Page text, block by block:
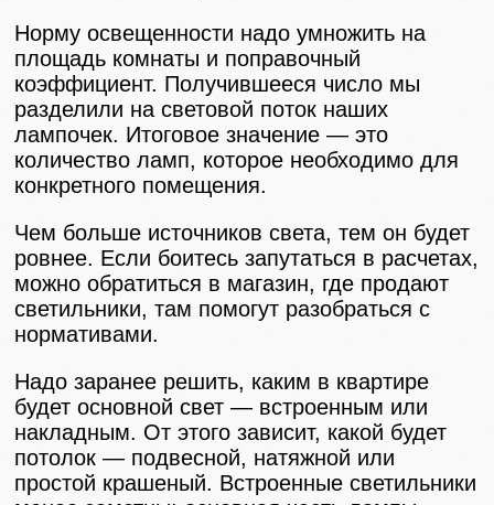
Норму освещенности надо умножить на
площадь комнаты и поправочный
коэффициент. Получившееся число мы
разделили на световой поток наших
лампочек. Итоговое значение — это
количество ламп, которое необходимо для
конкретного помещения.
Чем больше источников света, тем он будет
ровнее. Если боитесь запутаться в расчетах,
можно обратиться в магазин, где продают
светильники, там помогут разобраться с
нормативами.
Надо заранее решить, каким в квартире
будет основной свет — встроенным или
накладным. От этого зависит, какой будет
потолок — подвесной, натяжной или
простой крашеный. Встроенные светильники